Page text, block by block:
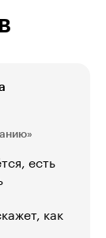
есть
как